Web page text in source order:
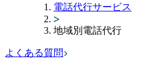
電話代行サービス
地域別電話代行
よくある質問